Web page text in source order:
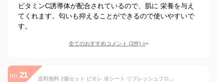
ビタミンC誘導体が配合されているので、肌に 栄養を与え
てくれます。匂いも抑えることができるので使いやすいで
す。
全てのおすすめコメント (2件) >
no. 21 送料無料 2個セット ビオレ 冷シート リフレッシュフローラルの香り 20枚入 汗拭きシート 大判シート デオドラント 厚手 冷却 皮脂汚れ ヒアルロン酸 ニオイ対策 天然コットン 肌にやさしい ヒアルロン酸 全身 旅行 biore 花王 おすすめ 冷却ウォーター スポーツ 日本製